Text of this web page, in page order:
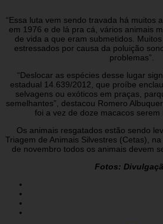
“Essa luta vem sendo travada há muitos
em 1976 e de lá pra cá, vários animais
de vida a que eram submetidos.
estressados por causa da poluição
problemas”.
“Deslocar as espécies desse lugar
estadual 14.639/2012, que proíbe
selvagens ou exóticos em praças,
semelhantes”, destacou Romero
foi a vez de doze macacos serem
Os animais resgatados estão sendo
Triagem de Animais Silvestres (Cetas),
de novembro todos os animais devem
Fotos: